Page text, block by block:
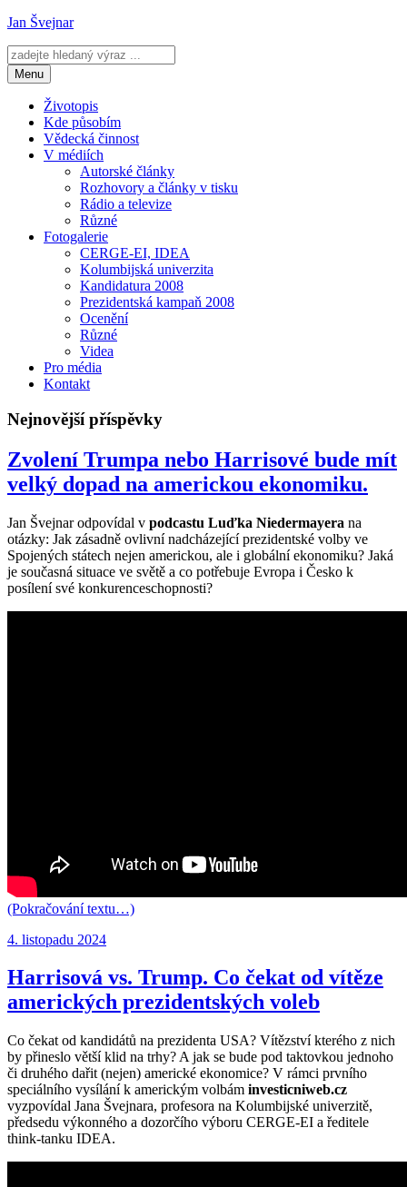
Přejít
obsahu
webu
Jan Švejnar
Menu
Životopis
Kde působím
Vědecká činnost
V médiích
Autorské články
Rozhovory a články v tisku
Rádio a televize
Různé
Fotogalerie
CERGE-EI, IDEA
Kolumbijská univerzita
Kandidatura 2008
Prezidentská kampaň 2008
Ocenění
Různé
Videa
Pro média
Kontakt
Nejnovější příspěvky
Zvolení Trumpa nebo Harrisové bude mít
velký dopad na americkou ekonomiku.
Jan Švejnar odpovídal v podcastu Luďka Niedermayera na
otázky: Jak zásadně ovlivní nadcházející prezidentské volby ve
Spojených státech nejen americkou, ale i globální ekonomiku? Jaká
je současná situace ve světě a co potřebuje Evropa i Česko k
posílení své konkurenceschopnosti?
(Pokračování textu…)
Publikováno:
4. listopadu 2024
Harrisová vs. Trump. Co čekat od vítěze
amerických prezidentských voleb
Co čekat od kandidátů na prezidenta USA? Vítězství kterého z nich
by přineslo větší klid na trhy? A jak se bude pod taktovkou jednoho
či druhého dařit (nejen) americké ekonomice? V rámci prvního
speciálního vysílání k americkým volbám investicniweb.cz
vyzpovídal Jana Švejnara, profesora na Kolumbijské univerzitě,
předsedu výkonného a dozorčího výboru CERGE-EI a ředitele
think-tanku IDEA.